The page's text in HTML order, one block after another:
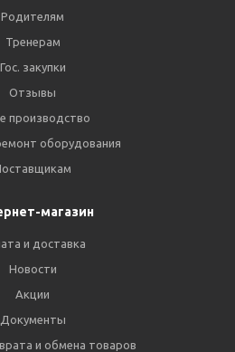
Родителям
Тренерам
Гос. закупки
Отзывы
производство
оборудования
магазин
и доставка
Новости
Акции
Документы
и обмена товаров